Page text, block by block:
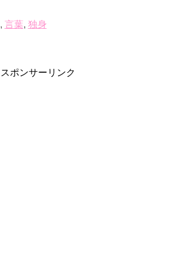
, 言葉, 独身
スポンサーリンク